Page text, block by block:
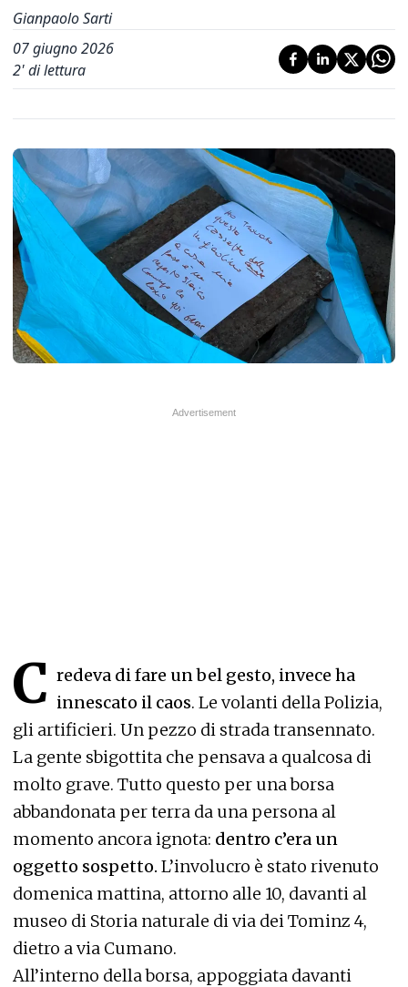
Gianpaolo Sarti
07 giugno 2026
2' di lettura
C redeva di fare un bel gesto, invece ha
innescato il caos. Le volanti della Polizia,
gli artificieri. Un pezzo di strada transennato.
La gente sbigottita che pensava a qualcosa di
molto grave. Tutto questo per una borsa
abbandonata per terra da una persona al
momento ancora ignota: dentro c’era un
oggetto sospetto. L’involucro è stato rivenuto
domenica mattina, attorno alle 10, davanti al
museo di Storia naturale di via dei Tominz 4,
dietro a via Cumano.
All’interno della borsa, appoggiata davanti